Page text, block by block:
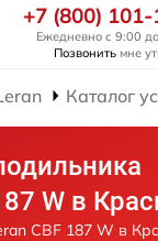
+7 (800)
Ежедневно с 9:00
Позвонить мне
Каталог
W в
CBF 187 W в